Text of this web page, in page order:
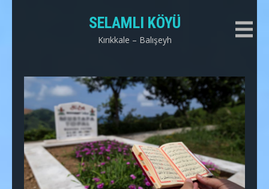
SELAMLI KÖYÜ
Kırıkkale – Balışeyh